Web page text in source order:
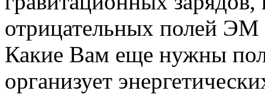
отрицательных полей ЭМ
Какие Вам еще нужны
организует